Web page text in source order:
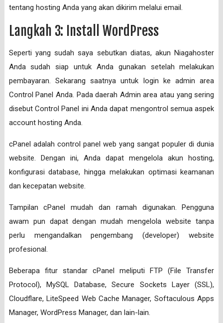
tentang hosting Anda yang akan dikirim melalui email.
Langkah 3: Install WordPress
Seperti yang sudah saya sebutkan diatas, akun Niagahoster
Anda sudah siap untuk Anda gunakan setelah melakukan
pembayaran. Sekarang saatnya untuk login ke admin area
Control Panel Anda. Pada daerah Admin area atau yang sering
disebut Control Panel ini Anda dapat mengontrol semua aspek
account hosting Anda.
cPanel adalah control panel web yang sangat populer di dunia
website. Dengan ini, Anda dapat mengelola akun hosting,
konfigurasi database, hingga melakukan optimasi keamanan
dan kecepatan website.
Tampilan cPanel mudah dan ramah digunakan. Pengguna
awam pun dapat dengan mudah mengelola website tanpa
perlu mengandalkan pengembang (developer) website
profesional.
Beberapa fitur standar cPanel meliputi FTP (File Transfer
Protocol), MySQL Database, Secure Sockets Layer (SSL),
Cloudflare, LiteSpeed Web Cache Manager, Softaculous Apps
Manager, WordPress Manager, dan lain-lain.